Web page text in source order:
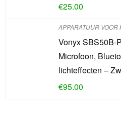
€25.00
APPARATUUR VOOR
Vonyx SBS50B-
Microfoon,
lichteffecten –
€95.00